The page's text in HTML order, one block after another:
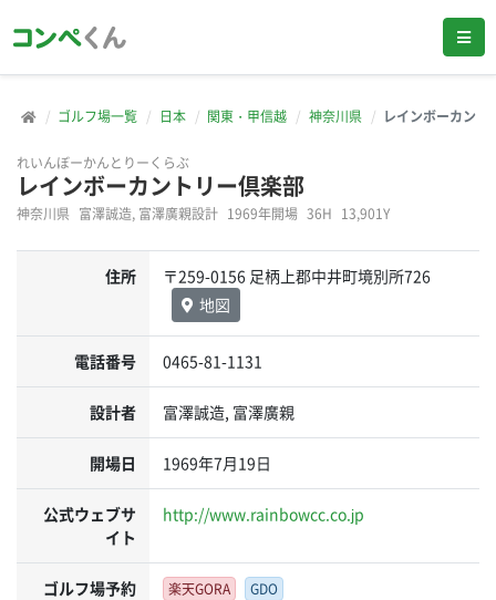
ゴルフ場一覧 日本 関東・甲信越 神奈川県 レインボーカント
れいんぼーかんとりーくらぶ
レインボーカントリー倶楽部
神奈川県 富澤誠造, 富澤廣親設計 1969年開場 36H 13,901Y
住所
〒259-0156 足柄上郡中井町境別所726
地図
電話番号 0465-81-1131
設計者 富澤誠造, 富澤廣親
開場日 1969年7月19日
公式ウェブサ
イト
http://www.rainbowcc.co.jp
ゴルフ場予約 楽天GORA GDO